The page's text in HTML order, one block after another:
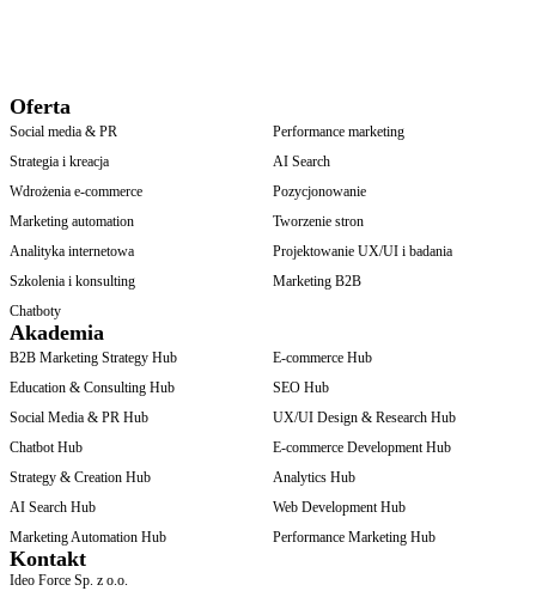
Oferta
Social media & PR
Performance marketing
Strategia i kreacja
AI Search
Wdrożenia e-commerce
Pozycjonowanie
Marketing automation
Tworzenie stron
Analityka internetowa
Projektowanie UX/UI i badania
Szkolenia i konsulting
Marketing B2B
Chatboty
Akademia
B2B Marketing Strategy Hub
E-commerce Hub
Education & Consulting Hub
SEO Hub
Social Media & PR Hub
UX/UI Design & Research Hub
Chatbot Hub
E-commerce Development Hub
Strategy & Creation Hub
Analytics Hub
AI Search Hub
Web Development Hub
Marketing Automation Hub
Performance Marketing Hub
Kontakt
Ideo Force Sp. z o.o.